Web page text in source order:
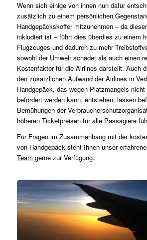
Wenn sich einige von ihnen nun dafür
zusätzlich zu einem persönlichen
Handgepäckskoffer mitzunehmen – da
inkludiert ist – führt dies überdies zu einem
Flugzeuges und dadurch zu mehr
sowohl der Umwelt schadet als auch einen
Kostenfaktor für die Airlines darstellt. Auch
den zusätzlichen Aufwand der Airlines in
Handgepäck, das wegen Platzmangels
befördert werden kann, entstehen, lassen
Bemühungen der
höheren Ticketpreisen für alle Passagiere
Für Fragen im Zusammenhang mit der
von Handgepäck steht Ihnen unser
Team gerne zur Verfügung.